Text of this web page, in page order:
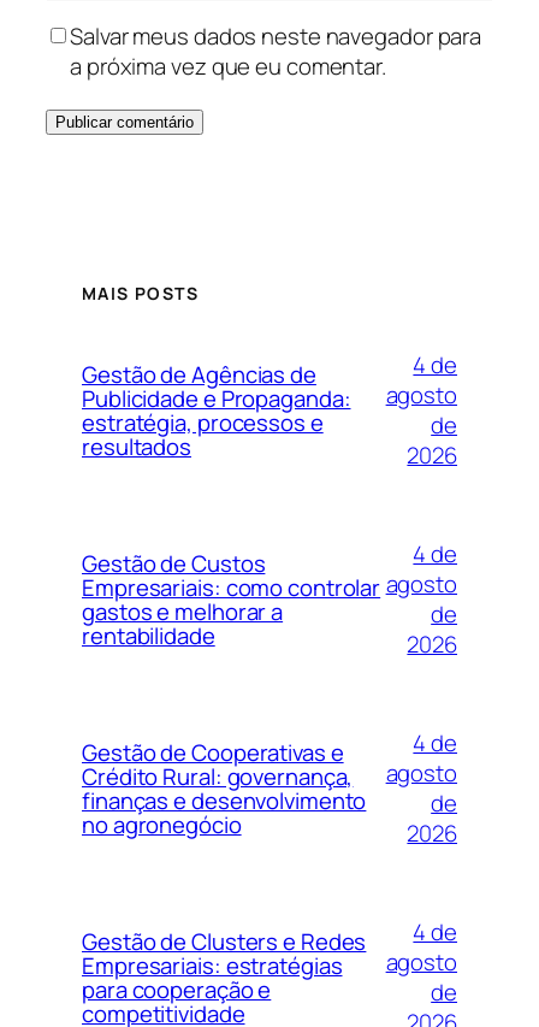
Salvar meus dados neste navegador para
a próxima vez que eu comentar.
MAIS POSTS
Gestão de Agências de
Publicidade e Propaganda:
estratégia, processos e
resultados
4 de
agosto
de
2026
Gestão de Custos
Empresariais: como controlar
gastos e melhorar a
rentabilidade
4 de
agosto
de
2026
Gestão de Cooperativas e
Crédito Rural: governança,
finanças e desenvolvimento
no agronegócio
4 de
agosto
de
2026
Gestão de Clusters e Redes
Empresariais: estratégias
para cooperação e
competitividade
4 de
agosto
de